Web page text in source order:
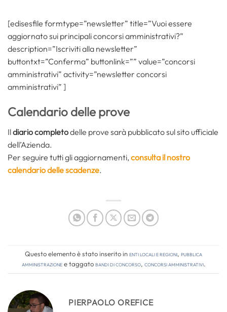
[edisesfile formtype=”newsletter” title=”Vuoi essere
aggiornato sui principali concorsi amministrativi?”
description=”Iscriviti alla newsletter”
buttontxt=”Conferma” buttonlink=”” value=”concorsi
amministrativi” activity=”newsletter concorsi
amministrativi” ]
Calendario delle prove
Ildiario completodelle prove sarà pubblicato sul sito ufficiale
dell’Azienda.
Per seguire tutti gli aggiornamenti,consulta il nostro
calendario delle scadenze.
Questo elemento è stato inserito inEnti locali e regioni, Pubblica
amministrazionee taggatobandi di concorso, concorsi amministrativi.
PIERPAOLO OREFICE